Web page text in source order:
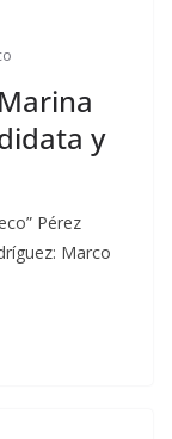
y
Pérez
Marco